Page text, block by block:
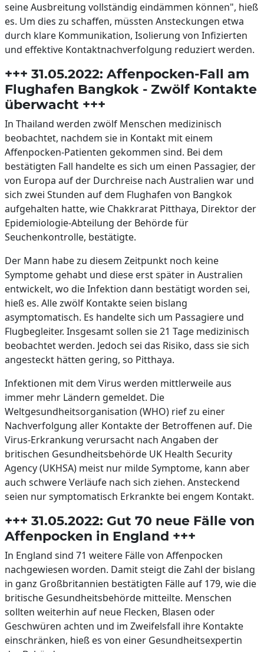
seine Ausbreitung vollständig eindämmen können", hieß
es. Um dies zu schaffen, müssten Ansteckungen etwa
durch klare Kommunikation, Isolierung von Infizierten
und effektive Kontaktnachverfolgung reduziert werden.
+++ 31.05.2022: Affenpocken-Fall am
Flughafen Bangkok - Zwölf Kontakte
überwacht +++
In Thailand werden zwölf Menschen medizinisch
beobachtet, nachdem sie in Kontakt mit einem
Affenpocken-Patienten gekommen sind. Bei dem
bestätigten Fall handelte es sich um einen Passagier, der
von Europa auf der Durchreise nach Australien war und
sich zwei Stunden auf dem Flughafen von Bangkok
aufgehalten hatte, wie Chakkrarat Pitthaya, Direktor der
Epidemiologie-Abteilung der Behörde für
Seuchenkontrolle, bestätigte.
Der Mann habe zu diesem Zeitpunkt noch keine
Symptome gehabt und diese erst später in Australien
entwickelt, wo die Infektion dann bestätigt worden sei,
hieß es. Alle zwölf Kontakte seien bislang
asymptomatisch. Es handelte sich um Passagiere und
Flugbegleiter. Insgesamt sollen sie 21 Tage medizinisch
beobachtet werden. Jedoch sei das Risiko, dass sie sich
angesteckt hätten gering, so Pitthaya.
Infektionen mit dem Virus werden mittlerweile aus
immer mehr Ländern gemeldet. Die
Weltgesundheitsorganisation (WHO) rief zu einer
Nachverfolgung aller Kontakte der Betroffenen auf. Die
Virus-Erkrankung verursacht nach Angaben der
britischen Gesundheitsbehörde UK Health Security
Agency (UKHSA) meist nur milde Symptome, kann aber
auch schwere Verläufe nach sich ziehen. Ansteckend
seien nur symptomatisch Erkrankte bei engem Kontakt.
+++ 31.05.2022: Gut 70 neue Fälle von
Affenpocken in England +++
In England sind 71 weitere Fälle von Affenpocken
nachgewiesen worden. Damit steigt die Zahl der bislang
in ganz Großbritannien bestätigten Fälle auf 179, wie die
britische Gesundheitsbehörde mitteilte. Menschen
sollten weiterhin auf neue Flecken, Blasen oder
Geschwüren achten und im Zweifelsfall ihre Kontakte
einschränken, hieß es von einer Gesundheitsexpertin